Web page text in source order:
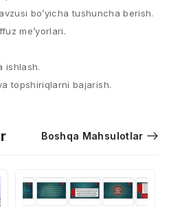
bo’yichа tushunchа berish.
me’yorlаri.
ishlаsh.
tоpshiriqlаrni bаjаrish.
Boshqa Mahsulotlar